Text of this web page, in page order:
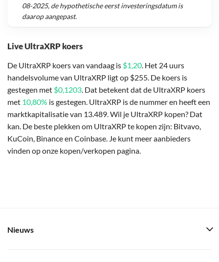
Live UltraXRP koers
De UltraXRP koers van vandaag is $1,20. Het 24 uurs
handelsvolume van UltraXRP ligt op $255. De koers is
gestegen met $0,1203. Dat betekent dat de UltraXRP koers
met 10,80% is gestegen. UltraXRP is de nummer en heeft een
marktkapitalisatie van 13.489. Wil je UltraXRP kopen? Dat
kan. De beste plekken om UltraXRP te kopen zijn: Bitvavo,
KuCoin, Binance en Coinbase. Je kunt meer aanbieders
vinden op onze kopen/verkopen pagina.
08-2025, de hypothetische eerst investeringsdatum is
daarop aangepast.
Nieuws